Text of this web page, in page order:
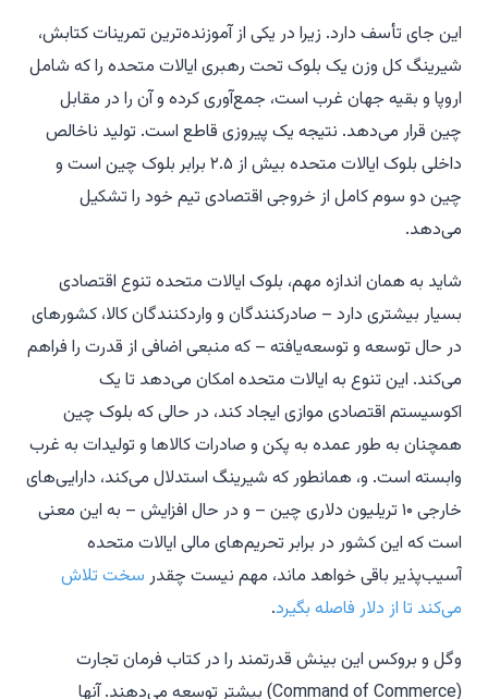
این جای تأسف دارد. زیرا در یکی از آموزنده‌ترین تمرینات کتابش،
شیرینگ کل وزن یک بلوک تحت رهبری ایالات متحده را که شامل
اروپا و بقیه جهان غرب است، جمع‌آوری کرده و آن را در مقابل
چین قرار می‌دهد. نتیجه یک پیروزی قاطع است. تولید ناخالص
داخلی بلوک ایالات متحده بیش از ۲.۵ برابر بلوک چین است و
چین دو سوم کامل از خروجی اقتصادی تیم خود را تشکیل
می‌دهد.
شاید به همان اندازه مهم، بلوک ایالات متحده تنوع اقتصادی
بسیار بیشتری دارد – صادرکنندگان و واردکنندگان کالا، کشورهای
در حال توسعه و توسعه‌یافته – که منبعی اضافی از قدرت را فراهم
می‌کند. این تنوع به ایالات متحده امکان می‌دهد تا یک
اکوسیستم اقتصادی موازی ایجاد کند، در حالی که بلوک چین
همچنان به طور عمده به پکن و صادرات کالاها و تولیدات به غرب
وابسته است. و، همانطور که شیرینگ استدلال می‌کند، دارایی‌های
خارجی ۱۰ تریلیون دلاری چین – و در حال افزایش – به این معنی
است که این کشور در برابر تحریم‌های مالی ایالات متحده
آسیب‌پذیر باقی خواهد ماند، مهم نیست چقدر سخت تلاش
می‌کند تا از دلار فاصله بگیرد.
وگل و بروکس این بینش قدرتمند را در کتاب فرمان تجارت
(Command of Commerce) بیشتر توسعه می‌دهند. آنها